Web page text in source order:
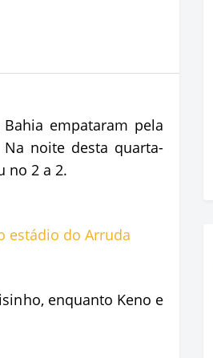
empataram pela
noite desta quarta-
no 2 a 2.
enquanto Keno e